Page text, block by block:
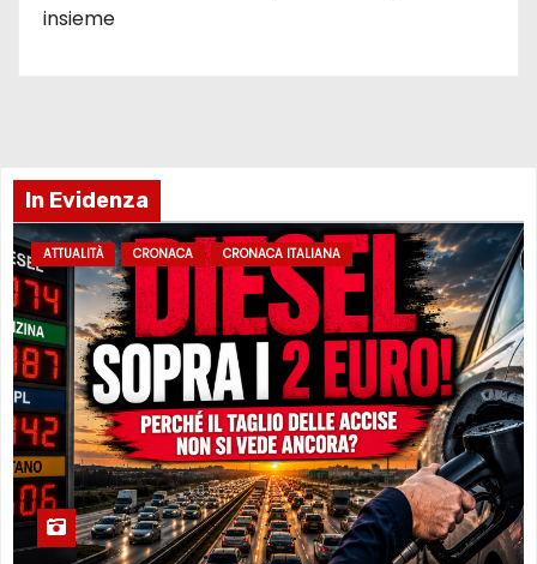
insieme
In Evidenza
ATTUALITÀ CRONACA CRONACA ITALIANA